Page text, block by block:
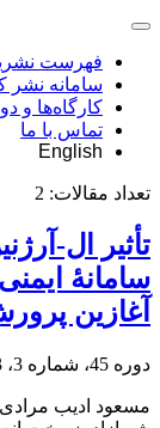
فهرست
سامانه نشر
کارگاه‌ها و
تماس با ما
English
تعداد مقالات: 2
تأثیر ال-
سامانۀ
آغازین
دوره 45، شماره 3، 1393، صفحه
مسعود ادیب